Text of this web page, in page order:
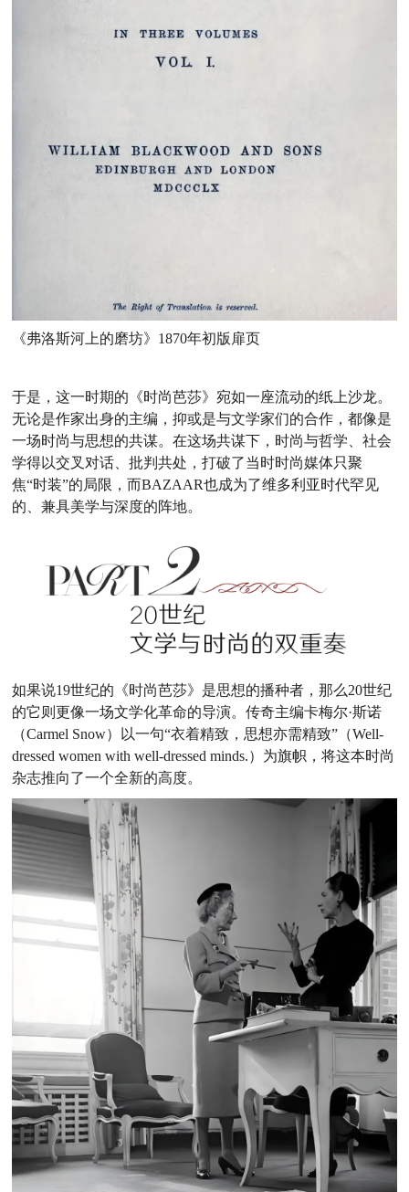
《弗洛斯河上的磨坊》1870年初版扉页
于是，这一时期的《时尚芭莎》宛如一座流动的纸上沙龙。
无论是作家出身的主编，抑或是与文学家们的合作，都像是
一场时尚与思想的共谋。在这场共谋下，时尚与哲学、社会
学得以交叉对话、批判共处，打破了当时时尚媒体只聚
焦“时装”的局限，而BAZAAR也成为了维多利亚时代罕见
的、兼具美学与深度的阵地。
如果说19世纪的《时尚芭莎》是思想的播种者，那么20世纪
的它则更像一场文学化革命的导演。传奇主编卡梅尔·斯诺
（Carmel Snow）以一句“衣着精致，思想亦需精致”（Well-
dressed women with well-dressed minds.）为旗帜，将这本时尚
杂志推向了一个全新的高度。